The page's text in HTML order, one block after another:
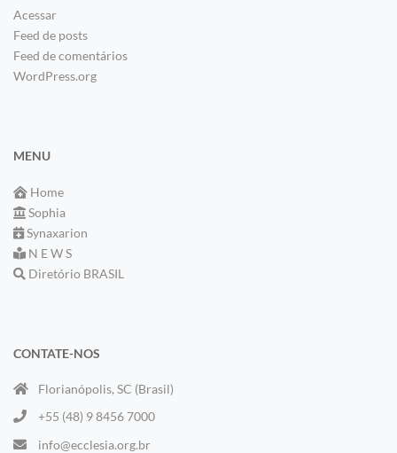
Acessar
Feed de posts
Feed de comentários
WordPress.org
MENU
Home
Sophia
Synaxarion
N E W S
Diretório BRASIL
CONTATE-NOS
Florianópolis, SC (Brasil)
+55 (48) 9 8456 7000
info@ecclesia.org.br